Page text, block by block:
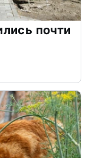
почти